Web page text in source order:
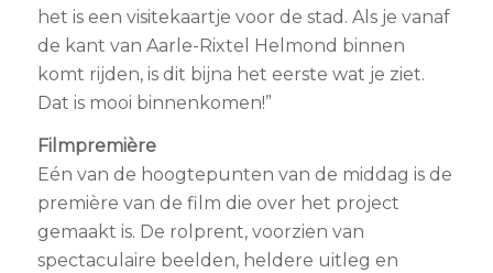
het is een visitekaartje voor de stad. Als je vanaf
de kant van Aarle-Rixtel Helmond binnen
komt rijden, is dit bijna het eerste wat je ziet.
Dat is mooi binnenkomen!”
Filmpremière
Eén van de hoogtepunten van de middag is de
première van de film die over het project
gemaakt is. De rolprent, voorzien van
spectaculaire beelden, heldere uitleg en